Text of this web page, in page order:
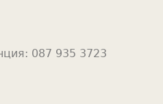
087 935 3723